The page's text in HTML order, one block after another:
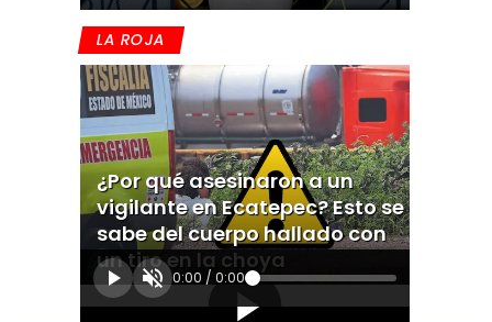
LA ROJA
¿Por qué asesinaron a un
vigilante en Ecatepec? Esto se
sabe del cuerpo hallado con
un tiro en la choya
0:00 / 0:00